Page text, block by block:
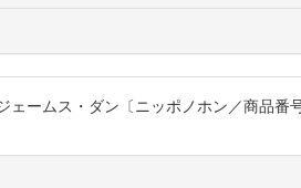
ームス・ダン〔ニッポノホン／商品番